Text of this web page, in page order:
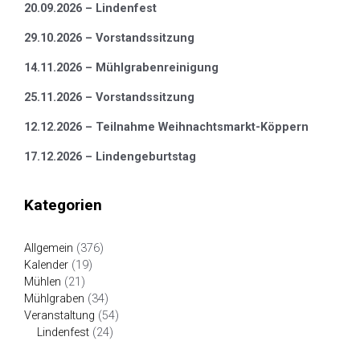
20.09.2026 – Lindenfest
29.10.2026 – Vorstandssitzung
14.11.2026 – Mühlgrabenreinigung
25.11.2026 – Vorstandssitzung
12.12.2026 – Teilnahme Weihnachtsmarkt-Köppern
17.12.2026 – Lindengeburtstag
Kategorien
Allgemein (376)
Kalender (19)
Mühlen (21)
Mühlgraben (34)
Veranstaltung (54)
Lindenfest (24)